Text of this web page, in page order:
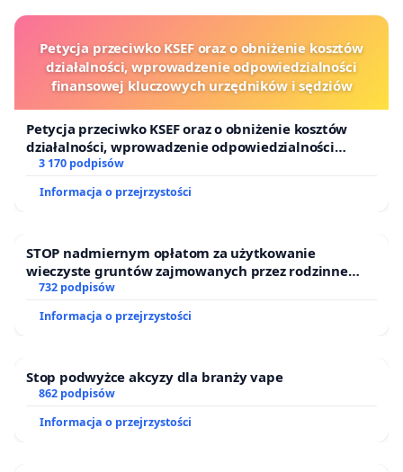
Petycja przeciwko KSEF oraz o obniżenie kosztów
działalności, wprowadzenie odpowiedzialności
finansowej kluczowych urzędników i sędziów
Petycja przeciwko KSEF oraz o obniżenie kosztów
działalności, wprowadzenie odpowiedzialności
finansowej kluczowych urzędników i sędziów
3 170 podpisów
Informacja o przejrzystości
STOP nadmiernym opłatom za użytkowanie
wieczyste gruntów zajmowanych przez rodzinne
ogrody działkowe.
732 podpisów
Informacja o przejrzystości
Stop podwyżce akcyzy dla branży vape
862 podpisów
Informacja o przejrzystości